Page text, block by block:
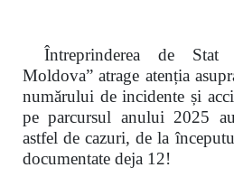
Întreprinderea de Stat
Moldova” atrage atenția
numărului de incidente și
pe parcursul anului 2025
astfel de cazuri, de la
documentate deja 12!